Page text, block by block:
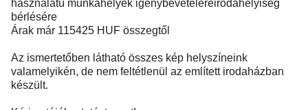
használatú munkahelyek igénybevételéreirodahelyiség
bérlésére
Árak már 115425 HUF összegtől
Az ismertetőben látható összes kép helyszíneink
valamelyikén, de nem feltétlenül az említett irodaházban
készült.